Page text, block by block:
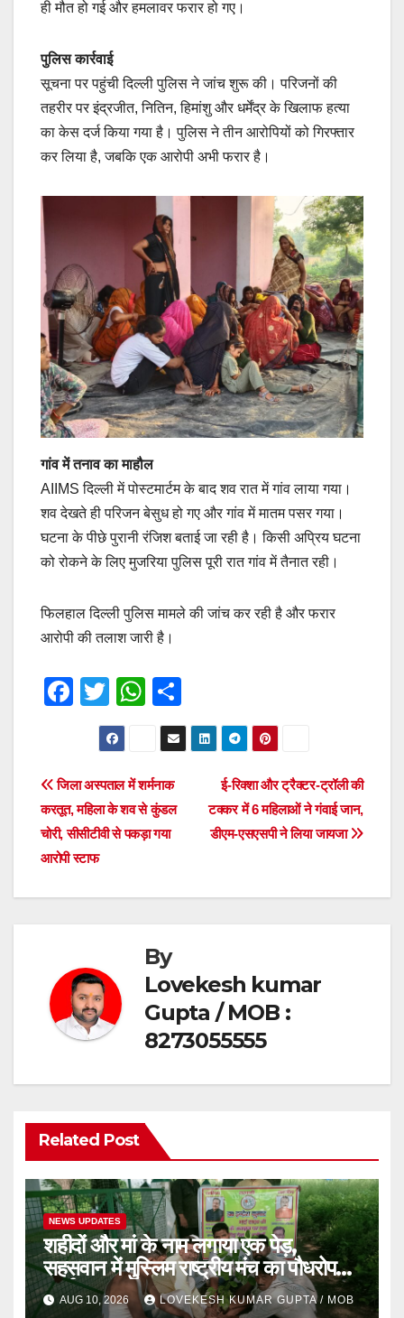
ही मौत हो गई और हमलावर फरार हो गए।
पुलिस कार्रवाई
सूचना पर पहुंची दिल्ली पुलिस ने जांच शुरू की। परिजनों की
तहरीर पर इंद्रजीत, नितिन, हिमांशु और धर्मेंद्र के खिलाफ हत्या
का केस दर्ज किया गया है। पुलिस ने तीन आरोपियों को गिरफ्तार
कर लिया है, जबकि एक आरोपी अभी फरार है।
गांव में तनाव का माहौल
AIIMS दिल्ली में पोस्टमार्टम के बाद शव रात में गांव लाया गया।
शव देखते ही परिजन बेसुध हो गए और गांव में मातम पसर गया।
घटना के पीछे पुरानी रंजिश बताई जा रही है। किसी अप्रिय घटना
को रोकने के लिए मुजरिया पुलिस पूरी रात गांव में तैनात रही।
फिलहाल दिल्ली पुलिस मामले की जांच कर रही है और फरार
आरोपी की तलाश जारी है।
F
e
b
o
o
k
T
wi
tt
er
W
h
at
s
A
p
h
ar
Post
navigation
ई-रिक्शा और ट्रैक्टर-ट्रॉली की
टक्कर में 6 महिलाओं ने गंवाई जान,
डीएम-एसएसपी ने लिया जायजा
जिला अस्पताल में शर्मनाक
करतूत, महिला के शव से कुंडल
चोरी, सीसीटीवी से पकड़ा गया
आरोपी स्टाफ
By
Lovekesh kumar
Gupta / MOB :
8273055555
Related Post
NEWS UPDATES
शहीदों और मां के नाम लगाया एक पेड़,
सहसवान में मुस्लिम राष्ट्रीय मंच का पौधरोपण
कार्यक्रम
AUG 10, 2026 LOVEKESH KUMAR GUPTA / MOB